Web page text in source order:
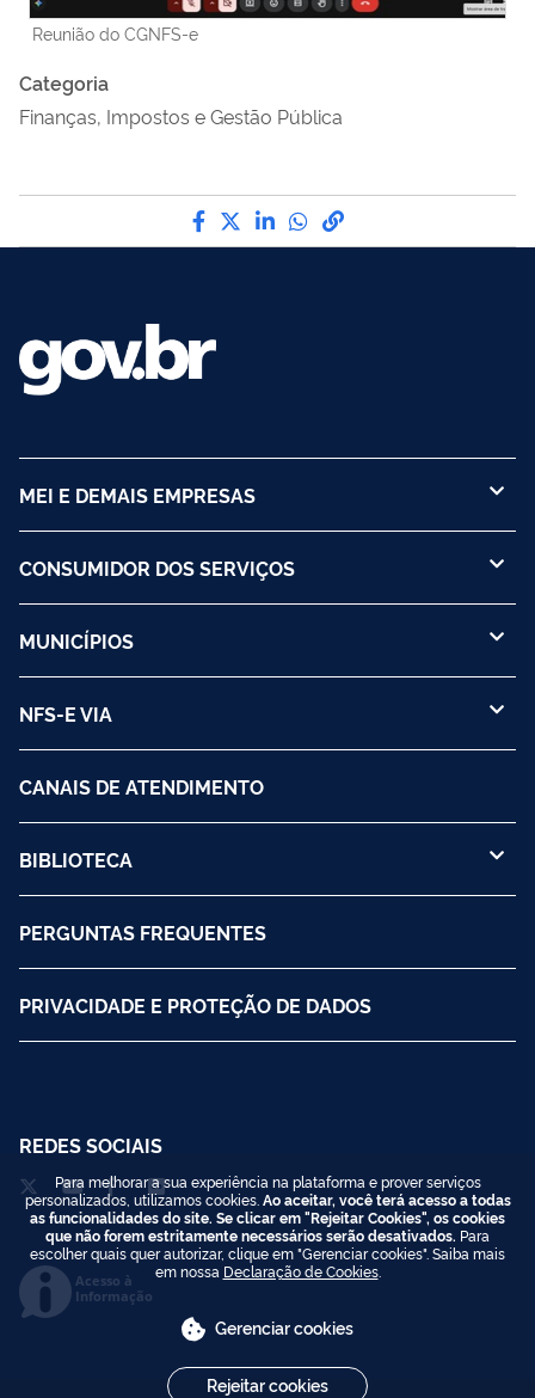
Reunião do CGNFS-e
Categoria
Finanças, Impostos e Gestão Pública
Compartilhe por Facebook
Compartilhe por Twitter
Compartilhe por
Compartilhe por
link para Copiar
MEI E DEMAIS EMPRESAS
CONSUMIDOR DOS SERVIÇOS
MUNICÍPIOS
NFS-E VIA
CANAIS DE ATENDIMENTO
BIBLIOTECA
PERGUNTAS FREQUENTES
PRIVACIDADE E PROTEÇÃO DE DADOS
REDES SOCIAIS
Acesso à
Informação
Para melhorar a sua experiência na plataforma e prover serviços
personalizados, utilizamos cookies. Ao aceitar, você terá acesso a todas
as funcionalidades do site. Se clicar em "Rejeitar Cookies", os cookies
que não forem estritamente necessários serão desativados. Para
escolher quais quer autorizar, clique em "Gerenciar cookies". Saiba mais
em nossa Declaração de Cookies.
Gerenciar cookies
Rejeitar cookies